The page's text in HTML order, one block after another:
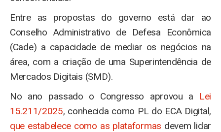
Entre as propostas do governo está dar ao
Conselho Administrativo de Defesa Econômica
(Cade) a capacidade de mediar os negócios na
área, com a criação de uma Superintendência de
Mercados Digitais (SMD).
No ano passado o Congresso aprovou a Lei
15.211/2025, conhecida como PL do ECA Digital,
que estabelece como as plataformas devem lidar